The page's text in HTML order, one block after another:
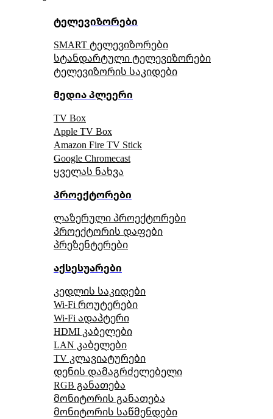
ტელევიზორები
SMART ტელევიზორები
სტანდარტული ტელევიზორები
ტელევიზორის საკიდები
მედია პლეერი
TV Box
Apple TV Box
Amazon Fire TV Stick
Google Chromecast
ყველას ნახვა
პროექტორები
ლაზერული პროექტორები
პროექტორის დაფები
პრეზენტერები
აქსესუარები
კედლის საკიდები
Wi-Fi როუტერები
Wi-Fi ადაპტერი
HDMI კაბელები
LAN კაბელები
TV კლავიატურები
დენის დამაგრძელებელი
RGB განათება
მონიტორის განათება
მონიტორის საწმენდები